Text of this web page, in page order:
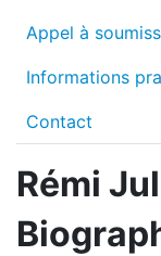
Appel à
Informations
Contact
Rémi